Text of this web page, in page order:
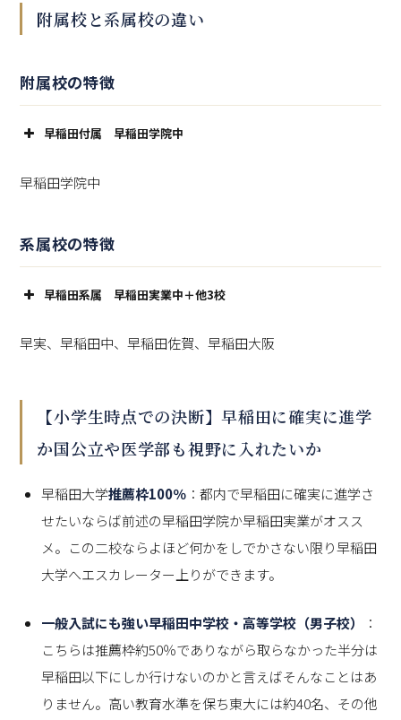
親元にあたる早稲田大学は、「学問の独立」「学問の活
す。この理念に基づき、文化や福祉の発展に寄与する人
材育成を目指しています。
リキュラム構築。
と、学びの主体性を評価。
一貫教育の特徴
早稲田の一貫教育は、生徒が学問への興味を早期に形成
し、可能性を最大限に引き出せることが特徴です。たと
えば、大学生や大学院生との交流、大学教員による模擬
授業などが用意され、学力だけでなく実践力を培う機会
を提供しています。
また、将来を見据えた目標設定を支援する仕組みとし
て、大学講義の聴講や学部進学説明会を実施。受験勉強
だけでなく、自己探求と自立を促すカリキュラムが展開
されています。
附属校と系属校の違い
附属校の特徴
早稲田付属 早稲田学院中
教育理念の一貫性
専門分野への早期探求
早稲田学院中
系属校の特徴
早稲田系属 早稲田実業中＋他3校
早稲田実業学校初等部・中等部・高等部
早稲田中学校・高等学校（男子校）
早稲田佐賀中学校・高等学校
早実、早稲田中、早稲田佐賀、早稲田大阪
【小学生時点での決断】早稲田に確実に進学
か国公立や医学部も視野に入れたいか
早稲田大学推薦枠100％ ：都内で早稲田に確実に進学さ
せたいならば前述の早稲田学院か早稲田実業がオスス
メ。この二校ならよほど何かをしでかさない限り早稲田
大学へエスカレーター上りができます。
一般入試にも強い早稲田中学校・高等学校（男子校）
：
こちらは推薦枠約50％でありながら取らなかった半分は
早稲田以下にしか行けないのかと言えばそんなことはあ
りません。高い教育水準を保ち東大には約40名、その他